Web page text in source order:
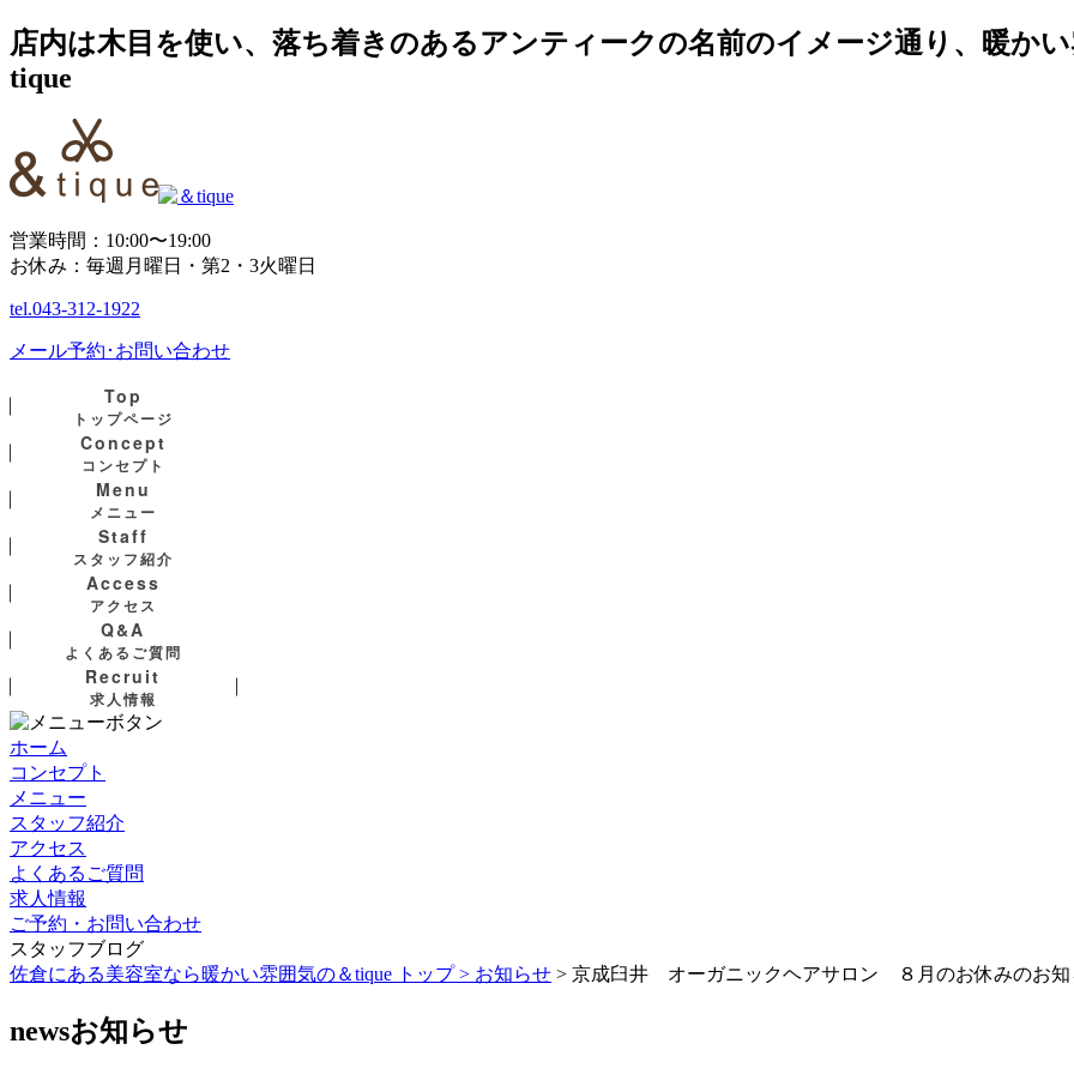
店内は木目を使い、落ち着きのあるアンティークの名前のイメージ通り、暖か
tique
営業時間：10:00〜19:00
お休み：毎週月曜日・第2・3火曜日
tel.043-312-1922
メール予約･お問い合わせ
Top
トップページ
Concept
コンセプト
Menu
メニュー
Staff
スタッフ紹介
Access
アクセス
Q&A
よくあるご質問
Recruit
求人情報
ホーム
コンセプト
メニュー
スタッフ紹介
アクセス
よくあるご質問
求人情報
ご予約・お問い合わせ
スタッフブログ
佐倉にある美容室なら暖かい雰囲気の＆tique トップ > お知らせ > 京成臼井 オーガニックヘアサロン ８月のお休みのお知
newsお知らせ